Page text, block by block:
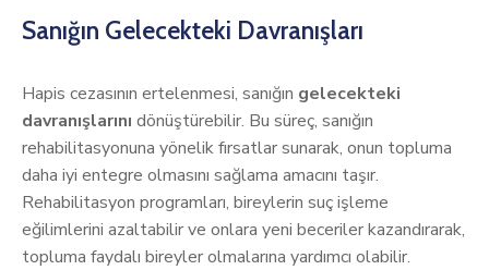
Sanığın Gelecekteki Davranışları
Hapis cezasının ertelenmesi, sanığın gelecekteki
davranışlarını dönüştürebilir. Bu süreç, sanığın
rehabilitasyonuna yönelik fırsatlar sunarak, onun topluma
daha iyi entegre olmasını sağlama amacını taşır.
Rehabilitasyon programları, bireylerin suç işleme
eğilimlerini azaltabilir ve onlara yeni beceriler kazandırarak,
topluma faydalı bireyler olmalarına yardımcı olabilir.